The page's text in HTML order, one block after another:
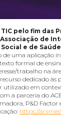
TIC pelo fim das
Associação de
e de Saúde
de uma aplicação
formal de
trabalho na
dedicado
utilizado em
a parceria do
P&D Factor
https://